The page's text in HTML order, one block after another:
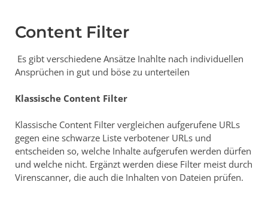
Content Filter
Es gibt verschiedene Ansätze Inahlte nach individuellen
Ansprüchen in gut und böse zu unterteilen
Klassische Content Filter
Klassische Content Filter vergleichen aufgerufene URLs
gegen eine schwarze Liste verbotener URLs und
entscheiden so, welche Inhalte aufgerufen werden dürfen
und welche nicht. Ergänzt werden diese Filter meist durch
Virenscanner, die auch die Inhalten von Dateien prüfen.